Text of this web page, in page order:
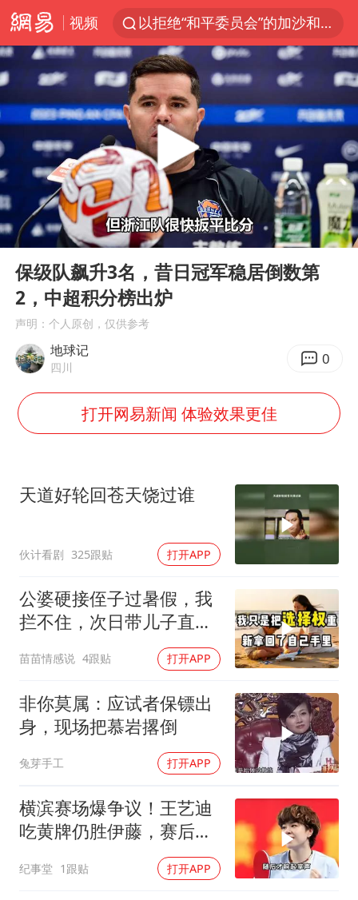
视频
以拒绝“和平委员会”的加沙和平计划
浙江省甬江发生2026年第1号洪水
美将每月供乌爱国者拦截导弹
独闯南太行的失联女生最后轨迹已确认
白海豚北上或致京津冀暴雨
全球最大级别运输船通过长江大桥
上门女婿出轨女邻居多年被判重婚罪
上海全力守护市民“菜篮子”
暑期研学游升温 在旅途中增长知识
猫咪过火把节被抹成黑猫
宝妈给四胞胎取名平安喜乐
总书记点赞的非遗苗绣焕发新生机
Play
00:00 03:38
保级队飙升3名，昔日冠军稳居倒数第
2，中超积分榜出炉
声明：个人原创，仅供参考
地球记
四川 0
打开网易新闻 体验效果更佳
天道好轮回苍天饶过谁
伙计看剧 325跟贴 打开APP
公婆硬接侄子过暑假，我
拦不住，次日带儿子直飞
苗苗情感说 4跟贴 打开APP
非你莫属：应试者保镖出
身，现场把慕岩撂倒
兔芽手工 打开APP
横滨赛场爆争议！王艺迪
吃黄牌仍胜伊藤，赛后一
纪事堂 1跟贴 打开APP